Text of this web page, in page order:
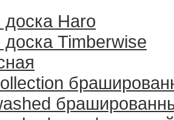
доска Haro
доска Timberwise